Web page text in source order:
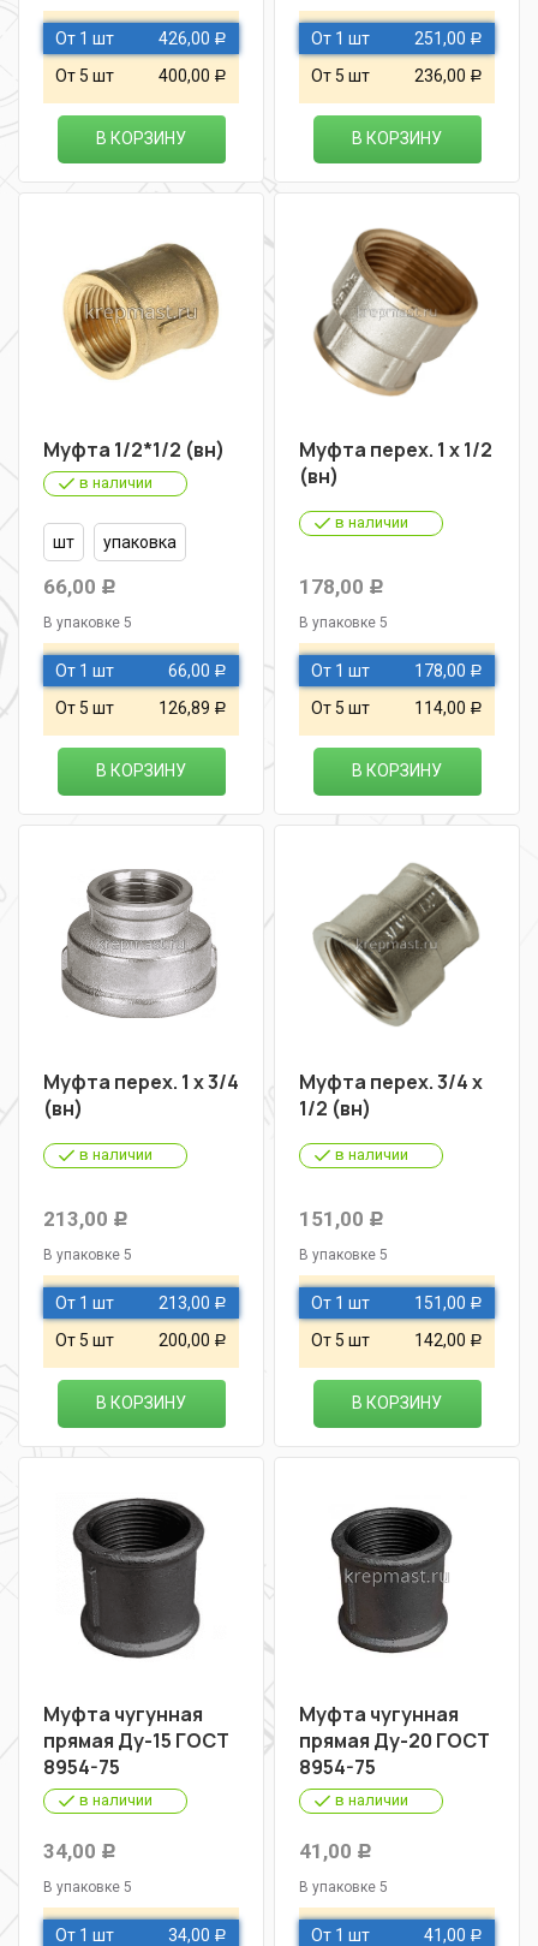
От 1 шт 426,00 Р
От 5 шт 400,00 Р
В КОРЗИНУ
От 1 шт 251,00 Р
От 5 шт 236,00 Р
В КОРЗИНУ
Муфта 1/2*1/2 (вн)
в наличии
шт упаковка
66,00 Р
В упаковке 5
От 1 шт 66,00 Р
От 5 шт 126,89 Р
В КОРЗИНУ
Муфта перех. 1 х 1/2
(вн)
в наличии
178,00 Р
В упаковке 5
От 1 шт 178,00 Р
От 5 шт 114,00 Р
В КОРЗИНУ
Муфта перех. 1 х 3/4
(вн)
в наличии
213,00 Р
В упаковке 5
От 1 шт 213,00 Р
От 5 шт 200,00 Р
В КОРЗИНУ
Муфта перех. 3/4 х
1/2 (вн)
в наличии
151,00 Р
В упаковке 5
От 1 шт 151,00 Р
От 5 шт 142,00 Р
В КОРЗИНУ
Муфта чугунная
прямая Ду-15 ГОСТ
8954-75
в наличии
34,00 Р
В упаковке 5
От 1 шт 34,00 Р
Муфта чугунная
прямая Ду-20 ГОСТ
8954-75
в наличии
41,00 Р
В упаковке 5
От 1 шт 41,00 Р